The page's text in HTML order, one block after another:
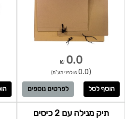
0.0
₪
(0.0 ₪ לפני מע"מ)
לפרטים נוספים
תיק מנילה עם 2 כיסים